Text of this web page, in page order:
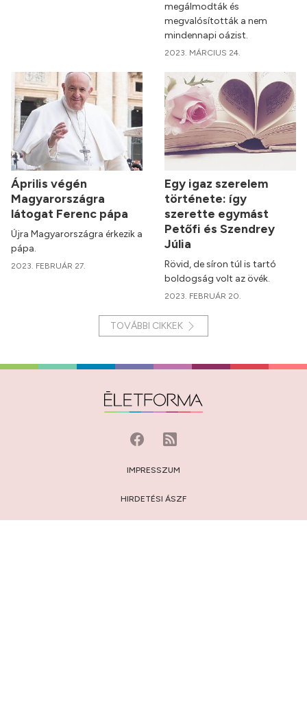
megálmodták és
megvalósították a nem
mindennapi oázist.
2023. MÁRCIUS 24.
Április végén
Magyarországra
látogat Ferenc pápa
Újra Magyarországra érkezik a
pápa.
2023. FEBRUÁR 27.
Egy igaz szerelem
története: így
szerette egymást
Petőfi és Szendrey
Júlia
Rövid, de síron túl is tartó
boldogság volt az övék.
2023. FEBRUÁR 20.
TOVÁBBI CIKKEK
IMPRESSZUM
HIRDETÉSI ÁSZF